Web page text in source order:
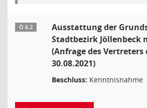
Ö 6.2
Ausstattung der
Stadtbezirk
(Anfrage des Vertreters
30.08.2021)
Beschluss: Kenntnisnahme